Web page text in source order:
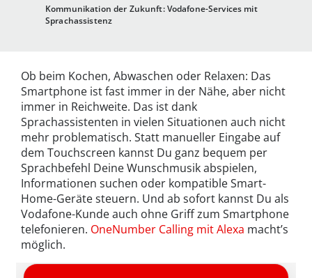
Kommunikation der Zukunft: Vodafone-Services mit
Sprachassistenz
Ob beim Kochen, Abwaschen oder Relaxen: Das
Smartphone ist fast immer in der Nähe, aber nicht
immer in Reichweite. Das ist dank
Sprachassistenten in vielen Situationen auch nicht
mehr problematisch. Statt manueller Eingabe auf
dem Touchscreen kannst Du ganz bequem per
Sprachbefehl Deine Wunschmusik abspielen,
Informationen suchen oder kompatible Smart-
Home-Geräte steuern. Und ab sofort kannst Du als
Vodafone-Kunde auch ohne Griff zum Smartphone
telefonieren. OneNumber Calling mit Alexa macht’s
möglich.